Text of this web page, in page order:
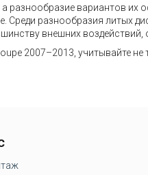
разнообразие вариантов их
Среди разнообразия
внешних воздействий,
2007–2013, учитывайте